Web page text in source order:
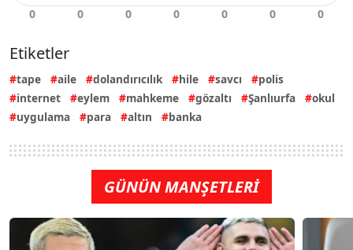
Etiketler
tape aile dolandırıcılık hile savcı
polis
internet
eylem mahkeme gözaltı Şanlıurfa
okul
uygulama
para altın banka
GÜNÜN MANŞETLERİ